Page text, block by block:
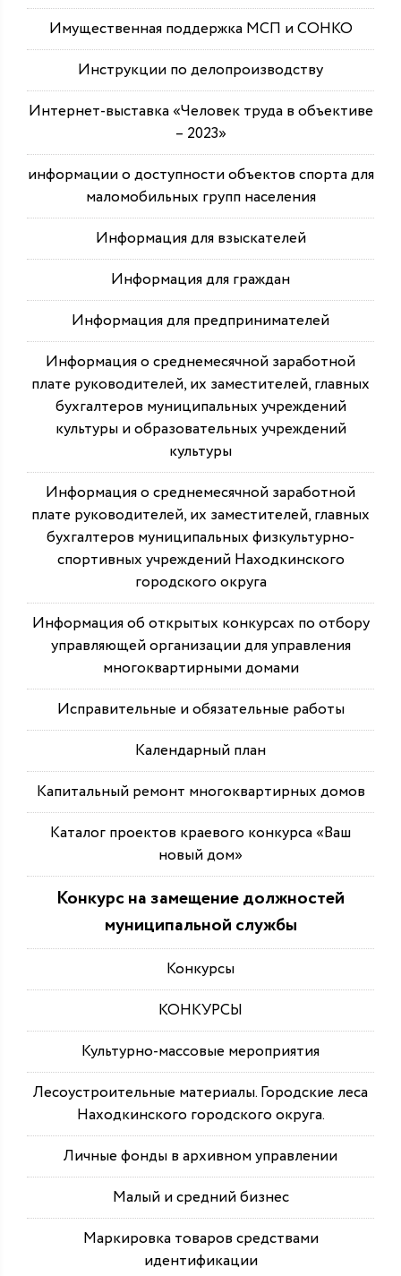
Имущественная поддержка МСП и СОНКО
Инструкции по делопроизводству
Интернет-выставка «Человек труда в объективе
– 2023»
информации о доступности объектов спорта для
маломобильных групп населения
Информация для взыскателей
Информация для граждан
Информация для предпринимателей
Информация о среднемесячной заработной
плате руководителей, их заместителей, главных
бухгалтеров муниципальных учреждений
культуры и образовательных учреждений
культуры
Информация о среднемесячной заработной
плате руководителей, их заместителей, главных
бухгалтеров муниципальных физкультурно-
спортивных учреждений Находкинского
городского округа
Информация об открытых конкурсах по отбору
управляющей организации для управления
многоквартирными домами
Исправительные и обязательные работы
Календарный план
Капитальный ремонт многоквартирных домов
Каталог проектов краевого конкурса «Ваш
новый дом»
Конкурс на замещение должностей
муниципальной службы
Конкурсы
КОНКУРСЫ
Культурно-массовые мероприятия
Лесоустроительные материалы. Городские леса
Находкинского городского округа.
Личные фонды в архивном управлении
Малый и средний бизнес
Маркировка товаров средствами
идентификации